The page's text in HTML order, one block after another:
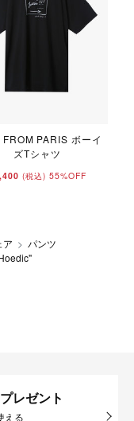
FROM PARIS ボーイ
ズTシャツ
(税込) 55%OFF
ア
パンツ
レゼント
える